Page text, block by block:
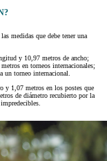
medidas que debe tener una
y 10,97 metros de ancho;
en torneos internacionales;
un torneo internacional.
y 1,07 metros en los postes que
de diámetro recubierto por la